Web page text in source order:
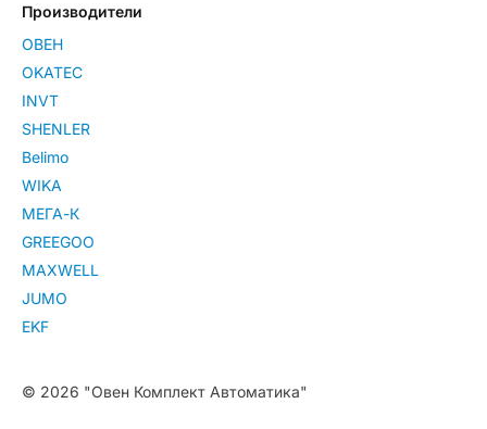
Производители
ОВЕН
OKATEC
INVT
SHENLER
Belimo
WIKA
МЕГА-К
GREEGOO
MAXWELL
JUMO
EKF
© 2026 "Овен Комплект Автоматика"